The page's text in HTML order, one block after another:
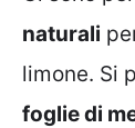
naturali
limone. Si
foglie di